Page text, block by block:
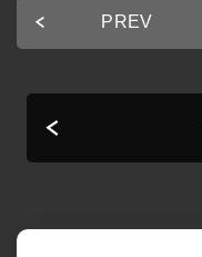
PREV